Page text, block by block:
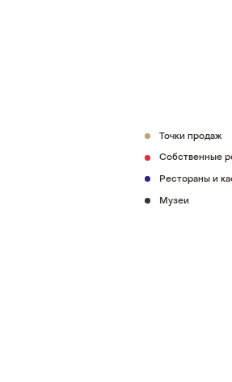
Точки продаж
Собственные
Рестораны и
Музеи